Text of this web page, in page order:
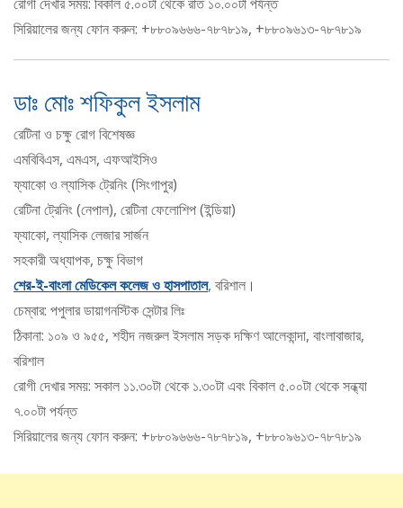
সিরিয়ালের জন্য ফোন করুন: +৮৮০৯৬৬৬-৭৮৭৮১৯, +৮৮০৯৬১৩-৭৮৭৮১৯
ডাঃ মোঃ শফিকুল ইসলাম
রেটিনা ও চক্ষু রোগ বিশেষজ্ঞ
এমবিবিএস, এমএস, এফআইসিও
ফ্যাকো ও ল্যাসিক ট্রেনিং (সিংগাপুর)
রেটিনা ট্রেনিং (নেপাল), রেটিনা ফেলোশিপ (ইন্ডিয়া)
ফ্যাকো, ল্যাসিক লেজার সার্জন
সহকারী অধ্যাপক, চক্ষু বিভাগ
শের-ই-বাংলা মেডিকেল কলেজ ও হাসপাতাল, বরিশাল।
চেম্বার: পপুলার ডায়াগনস্টিক সেন্টার লিঃ
ঠিকানা: ১০৯ ও ৯৫৫, শহীদ নজরুল ইসলাম সড়ক দক্ষিণ আলেকান্দা, বাংলাবাজার,
বরিশাল
রোগী দেখার সময়: সকাল ১১.৩০টা থেকে ১.৩০টা এবং বিকাল ৫.০০টা থেকে সন্ধ্যা
৭.০০টা পর্যন্ত
সিরিয়ালের জন্য ফোন করুন: +৮৮০৯৬৬৬-৭৮৭৮১৯, +৮৮০৯৬১৩-৭৮৭৮১৯